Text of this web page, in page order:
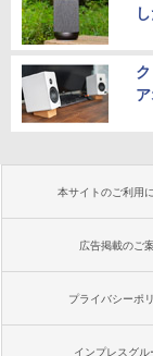
本サイトのご利用
広告掲載のご
プライバシーポ
インプレスグル